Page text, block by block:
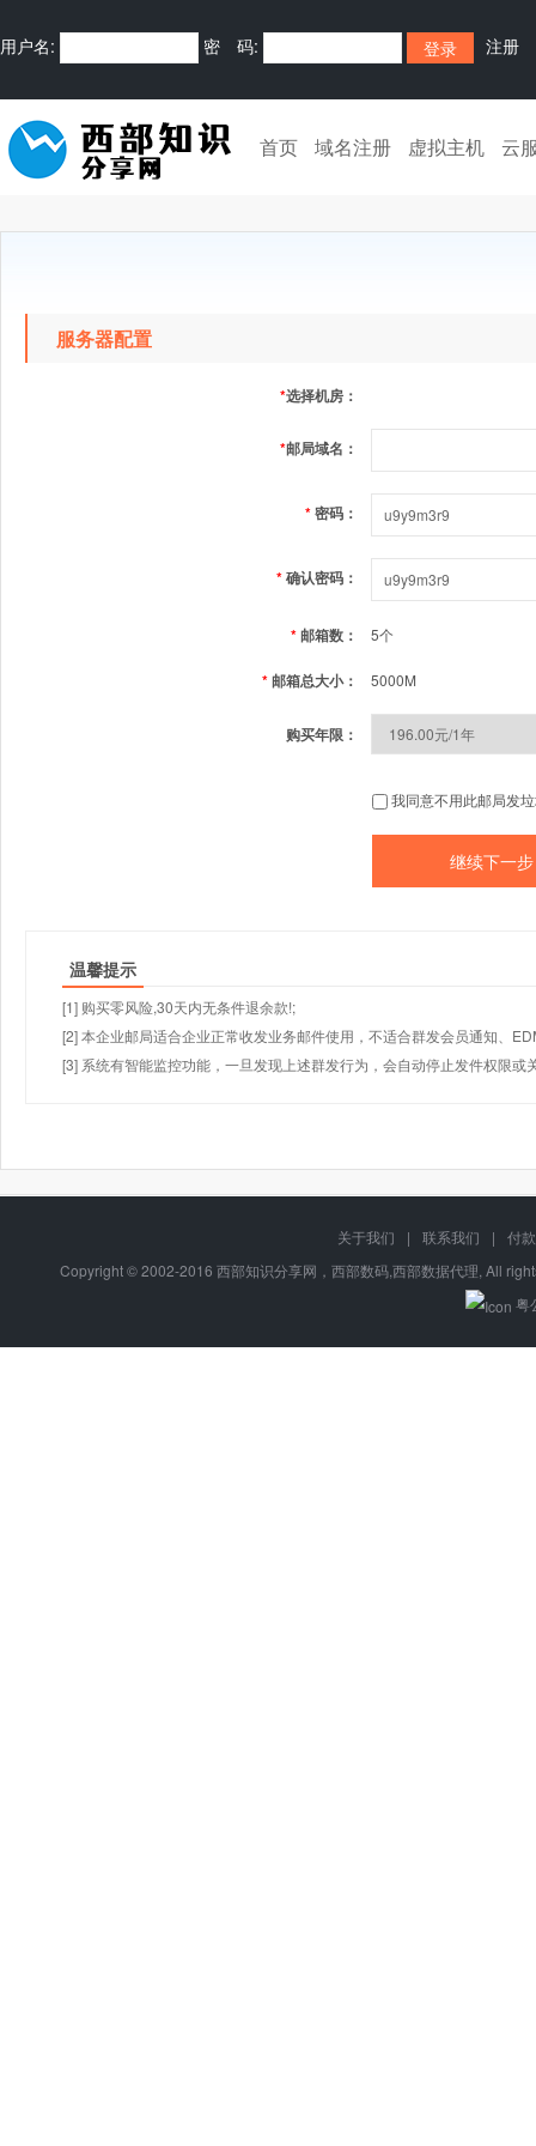
用户名: 密 码: 注册
首页 域名注册 虚拟主机 云
服务器配置
*选择机房：
*邮局域名：
*密码：
*确认密码：
*邮箱数： 5个
*邮箱总大小： 5000M
购买年限：
我同意不用此邮局发
温馨提示
[1] 购买零风险,30天内无条件退余款!;
[2] 本企业邮局适合企业正常收发业务邮件使用，不适合群发会员通知、
[3] 系统有智能监控功能，一旦发现上述群发行为，会自动停止发件权限或
关于我们 | 联系我们 |
付
Copyright © 2002-2016 西部知识分享网，西部数码,西部数据代理, All
粤